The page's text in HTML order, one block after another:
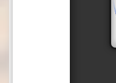
della progressiva
culturale del
L’Osservatorio